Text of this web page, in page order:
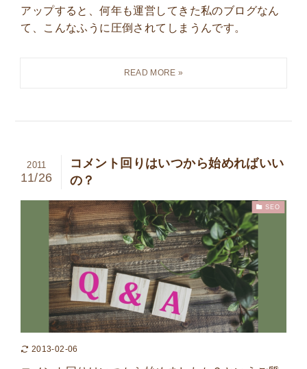
アップすると、何年も運営してきた私のブログなん
て、こんなふうに圧倒されてしまうんです。
コメント回りはいつから始めればいい
の？
2011
11/26
SEO
2013-02-06